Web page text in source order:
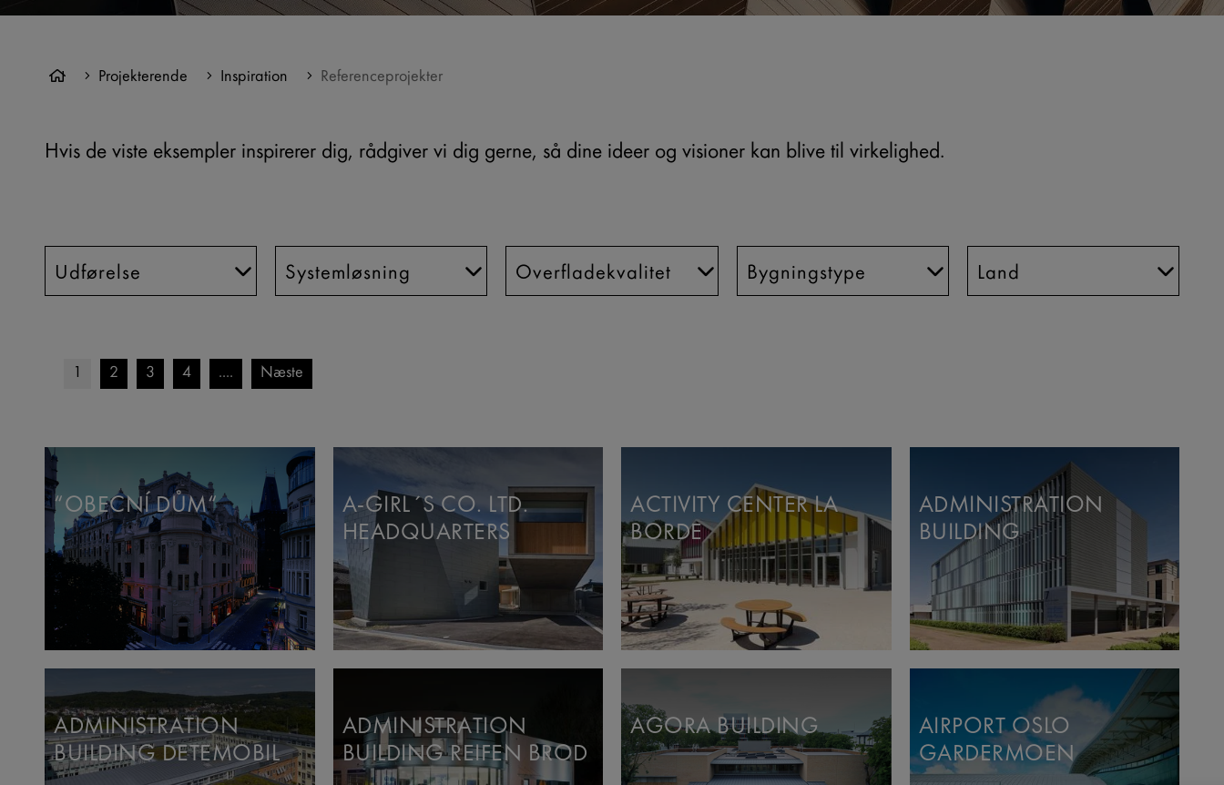
Projekterende Inspiration Referenceprojekter
Hvis de viste eksempler inspirerer dig, rådgiver vi dig gerne, så dine ideer og visioner kan blive til virkelighed.
2 3 4 .... Næste
“OBECNÍ DŮM“
A-GIRL´S CO. LTD.
HEADQUARTERS
ACTIVITY CENTER LA
BORDE
ADMINISTRATION
BUILDING
ADMINISTRATION
BUILDING DETEMOBIL
ADMINISTRATION
BUILDING REIFEN BROD
AGORA BUILDING
AIRPORT OSLO
GARDERMOEN